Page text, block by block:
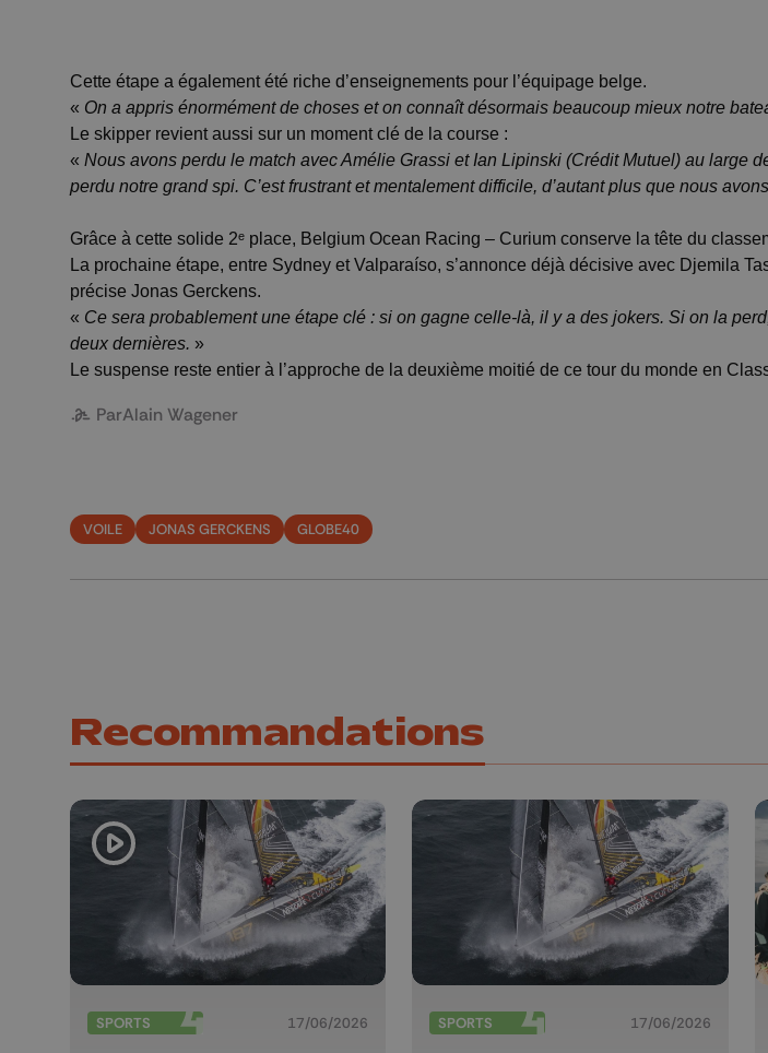
Cette étape a également été riche d’enseignements pour l’équipage belge.
« On a appris énormément de choses et on connaît désormais beaucoup mieux notre
Le skipper revient aussi sur un moment clé de la course :
« Nous avons perdu le match avec Amélie Grassi et Ian Lipinski (Crédit Mutuel) au large
perdu notre grand spi. C’est frustrant et mentalement difficile, d’autant plus que nous
Grâce à cette solide 2ᵉ place, Belgium Ocean Racing – Curium conserve la tête du
La prochaine étape, entre Sydney et Valparaíso, s’annonce déjà décisive avec Djemila
précise Jonas Gerckens.
« Ce sera probablement une étape clé : si on gagne celle-là, il y a des jokers. Si on la
deux dernières. »
Le suspense reste entier à l’approche de la deuxième moitié de ce tour du monde en
ParAlain Wagener
VOILE JONAS GERCKENS GLOBE40
Recommandations
SPORTS 17/06/2026 SPORTS 17/06/2026